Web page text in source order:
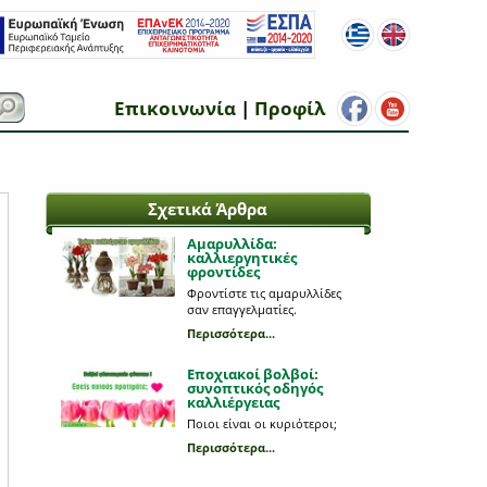
Επικοινωνία | Προφίλ
Σχετικά Άρθρα
Αμαρυλλίδα:
καλλιεργητικές
φροντίδες
Φροντίστε τις αμαρυλλίδες
σαν επαγγελματίες.
Περισσότερα...
Εποχιακοί βολβοί:
συνοπτικός οδηγός
καλλιέργειας
Ποιοι είναι οι κυριότεροι;
Περισσότερα...